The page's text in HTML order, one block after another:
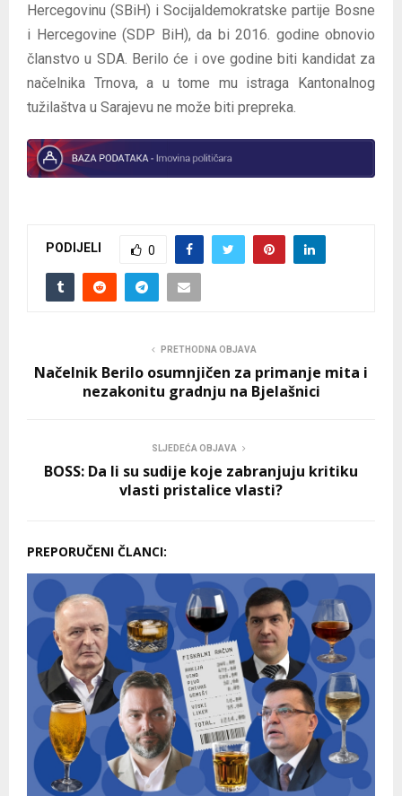
Hercegovinu (SBiH) i Socijaldemokratske partije Bosne
i Hercegovine (SDP BiH), da bi 2016. godine obnovio
članstvo u SDA. Berilo će i ove godine biti kandidat za
načelnika Trnova, a u tome mu istraga Kantonalnog
tužilaštva u Sarajevu ne može biti prepreka.
PODIJELI 0
PRETHODNA OBJAVA
Načelnik Berilo osumnjičen za primanje mita i
nezakonitu gradnju na Bjelašnici
SLJEDEĆA OBJAVA
BOSS: Da li su sudije koje zabranjuju kritiku
vlasti pristalice vlasti?
PREPORUČENI ČLANCI: